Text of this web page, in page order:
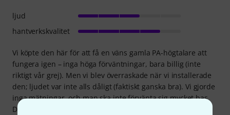
Vi köpte den här för att få en väns gamla PA-högtalare att
fungera igen – inga höga förväntningar, bara billig (inte
riktigt vår grej). Men vi blev överraskade när vi installerade
den; ljudet var inte alls dåligt (faktiskt ganska bra). Vi gjorde
inga mätningar, och man ska inte förvänta sig mycket bas.
Den är bara "okej" – den producerar ljud och låter inte
ljud
hantverkskvalitet